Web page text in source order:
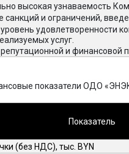
высокая узнаваемость
санкций и ограничений,
удовлетворенности
услуг.
и финансовой
показатели ОДО
Показатель
(без НДС), тыс. BYN